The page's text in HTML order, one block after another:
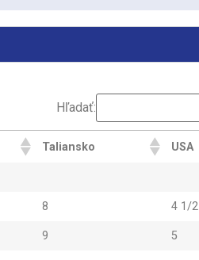
Hľadať:
Taliansko USA
8 4 1/2
9 5